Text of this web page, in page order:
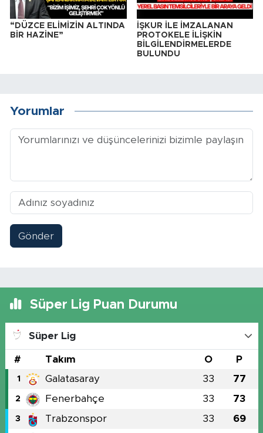
“DÜZCE ELİMİZİN ALTINDA
BİR HAZİNE”
İŞKUR İLE İMZALANAN
PROTOKELE İLİŞKİN
BİLGİLENDİRMELERDE
BULUNDU
Yorumlar
Gönder
Süper Lig Puan Durumu
Süper Lig
# Takım O P
1 Galatasaray 33 77
2 Fenerbahçe 33 73
3 Trabzonspor 33 69